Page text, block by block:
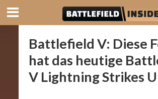
Battlefield V: Diese
hat das heutige
V Lightning Strikes